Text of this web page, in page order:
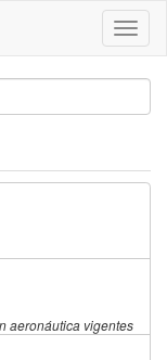
aeronáutica vigentes